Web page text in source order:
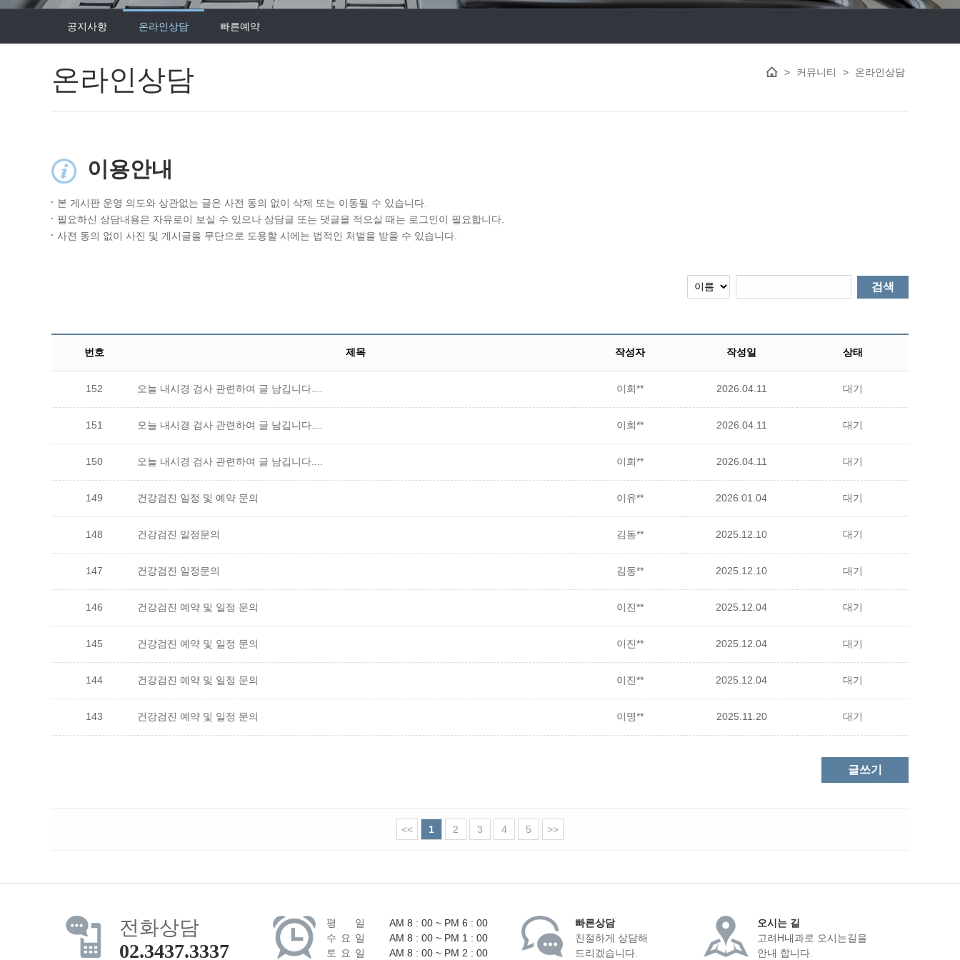
공지사항 온라인상담 빠른예약
> 커뮤니티 > 온라인상담
온라인상담
이용안내
본 게시판 운영 의도와 상관없는 글은 사전 동의 없이 삭제 또는 이동될 수 있습니다.
필요하신 상담내용은 자유로이 보실 수 있으나 상담글 또는 댓글을 적으실 때는 로그인이 필요합니다.
사전 동의 없이 사진 및 게시글을 무단으로 도용할 시에는 법적인 처벌을 받을 수 있습니다.
검색
번호 제목 작성자 작성일 상태
152 오늘 내시경 검사 관련하여 글 남깁니다.... 이희** 2026.04.11 대기
151 오늘 내시경 검사 관련하여 글 남깁니다.... 이희** 2026.04.11 대기
150 오늘 내시경 검사 관련하여 글 남깁니다.... 이희** 2026.04.11 대기
149 건강검진 일정 및 예약 문의 이유** 2026.01.04 대기
148 건강검진 일정문의 김동** 2025.12.10 대기
147 건강검진 일정문의 김동** 2025.12.10 대기
146 건강검진 예약 및 일정 문의 이진** 2025.12.04 대기
145 건강검진 예약 및 일정 문의 이진** 2025.12.04 대기
144 건강검진 예약 및 일정 문의 이진** 2025.12.04 대기
143 건강검진 예약 및 일정 문의 이명** 2025.11.20 대기
글쓰기
<< 1 2 3 4 5 >>
전화상담
02.3437.3337
평 일
AM 8 : 00 ~ PM 6 : 00
수 요 일
AM 8 : 00 ~ PM 1 : 00
토 요 일
AM 8 : 00 ~ PM 2 : 00
빠른상담
친절하게 상담해
드리겠습니다.
오시는 길
고려H내과로 오시는길을
안내 합니다.